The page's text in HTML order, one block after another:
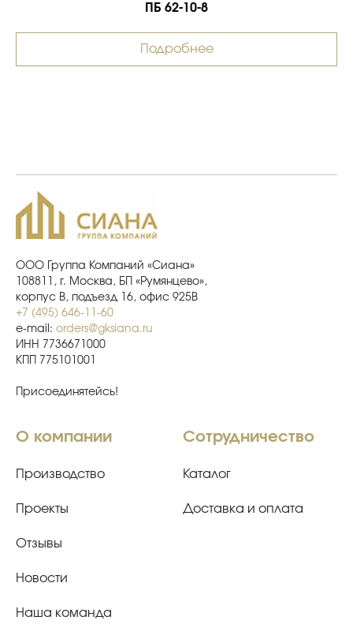
ПБ 62-10-8
Подробнее
ООО Группа Компаний «Сиана»
108811, г. Москва, БП «Румянцево»,
корпус В, подъезд 16, офис 925В
+7 (495) 646-11-60
e-mail: orders@gksiana.ru
ИНН 7736671000
КПП 775101001
Присоединятейсь!
О компании
Производство
Проекты
Отзывы
Новости
Наша команда
Сотрудничество
Каталог
Доставка и оплата